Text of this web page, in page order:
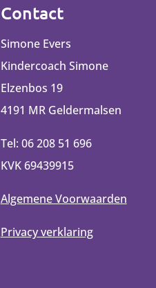
Contact
Simone Evers
Kindercoach Simone
Elzenbos 19
4191 MR Geldermalsen
Tel: 06 208 51 696
KVK 69439915
Algemene Voorwaarden
Privacy verklaring